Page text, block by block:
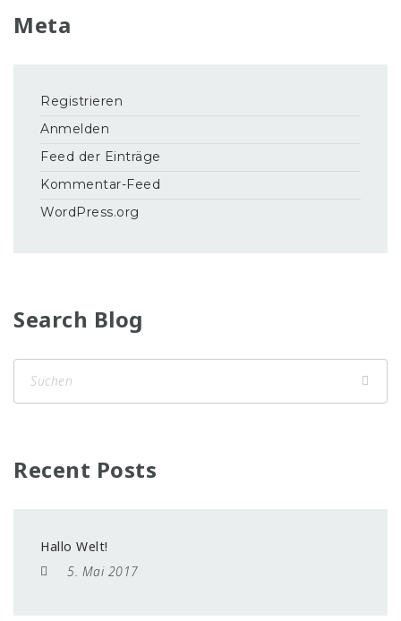
Meta
Registrieren
Anmelden
Feed der Einträge
Kommentar-Feed
WordPress.org
Search Blog
Recent Posts
Hallo Welt!
5. Mai 2017